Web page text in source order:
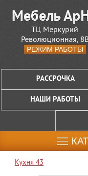
ТЦ Меркурий
Революционная,
РЕЖИМ РАБОТЫ
РАССРОЧКА
НАШИ РАБОТЫ
Кухня 43